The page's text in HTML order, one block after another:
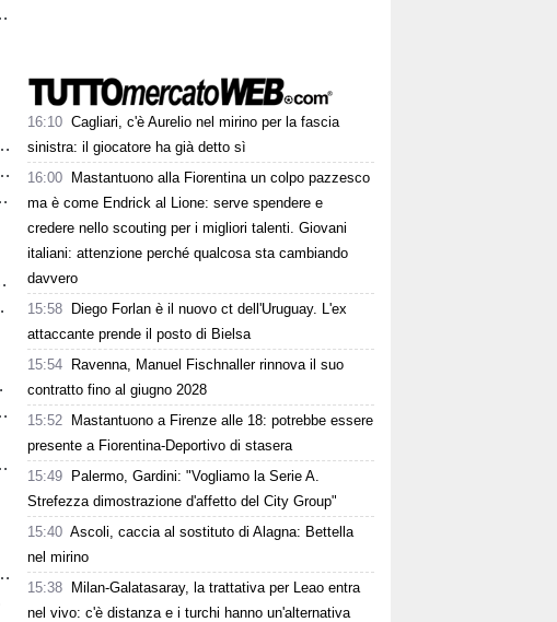
16:10 Cagliari, c'è Aurelio nel mirino per la fascia
sinistra: il giocatore ha già detto sì
16:00
Mastantuono alla Fiorentina un colpo pazzesco
ma è come Endrick al Lione: serve spendere e
credere nello scouting per i migliori talenti. Giovani
italiani: attenzione perché qualcosa sta cambiando
davvero
15:58
Diego Forlan è il nuovo ct dell'Uruguay. L'ex
attaccante prende il posto di Bielsa
15:54
Ravenna, Manuel Fischnaller rinnova il suo
contratto fino al giugno 2028
15:52
Mastantuono a Firenze alle 18: potrebbe essere
presente a Fiorentina-Deportivo di stasera
15:49
Palermo, Gardini: "Vogliamo la Serie A.
Strefezza dimostrazione d'affetto del City Group"
15:40 Ascoli, caccia al sostituto di Alagna: Bettella
nel mirino
15:38
Milan-Galatasaray, la trattativa per Leao entra
nel vivo: c'è distanza e i turchi hanno un'alternativa